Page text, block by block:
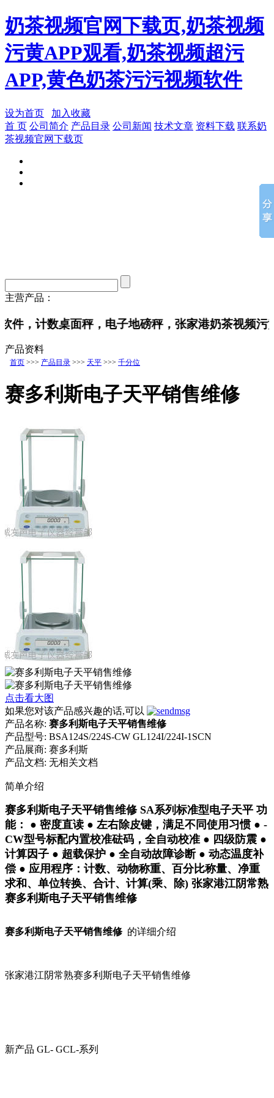
奶茶视频官网下载页,奶茶视频
污黄APP观看,奶茶视频超污
APP,黄色奶茶污污视频软件
设为首页
加入收藏
首 页 公司简介 产品目录 公司新闻 技术文章 资料下载 联系奶
茶视频官网下载页
主营产品：
计数桌面秤，电子地磅秤，张家港奶茶视频污
产品资料
首页 >>> 产品目录 >>> 天平 >>> 千分位
赛多利斯电子天平销售维修
点击看大图
如果您对该产品感兴趣的话,可以
产品名称: 赛多利斯电子天平销售维修
产品型号: BSA124S/224S-CW GL124I/224I-1SCN
产品展商: 赛多利斯
产品文档: 无相关文档
简单介绍
赛多利斯电子天平销售维修 SA系列标准型电子天平 功
能： ● 密度直读 ● 左右除皮键，满足不同使用习惯 ● -
CW型号标配内置校准砝码，全自动校准 ● 四级防震 ●
计算因子 ● 超载保护 ● 全自动故障诊断 ● 动态温度补
偿 ● 应用程序：计数、动物称重、百分比称量、净重
求和、单位转换、合计、计算(乘、除) 张家港江阴常熟
赛多利斯电子天平销售维修
赛多利斯电子天平销售维修 的详细介绍
张家港江阴常熟赛多利斯电子天平销售维修
新产品 GL- GCL-系列